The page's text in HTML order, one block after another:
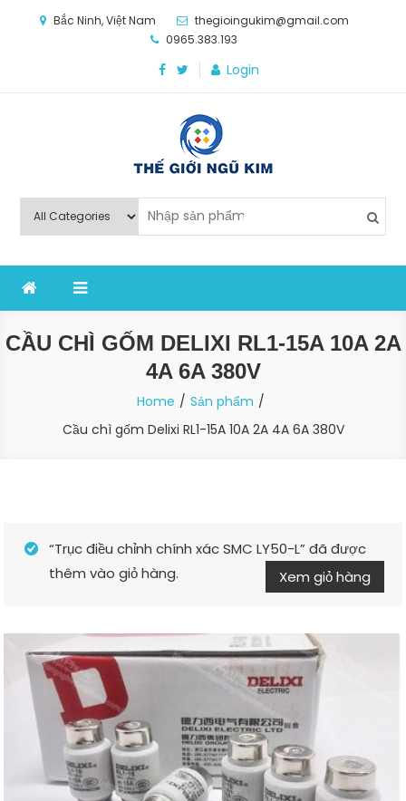
Bắc Ninh, Việt Nam
thegioingukim@gmail.com
0965.383.193
Login
Thế Giới Ngũ Kim
nghiệp sản xuất
CẦU CHÌ GỐM DELIXI RL1-15A 10A 2A
4A 6A 380V
Home
Sản phẩm
Cầu chì gốm Delixi RL1-15A 10A 2A 4A 6A 380V
“Trục điều chỉnh chính xác SMC LY50-L” đã được
thêm vào giỏ hàng.
Xem giỏ hàng